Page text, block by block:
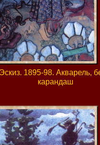
1895-98. Акварель,
карандаш